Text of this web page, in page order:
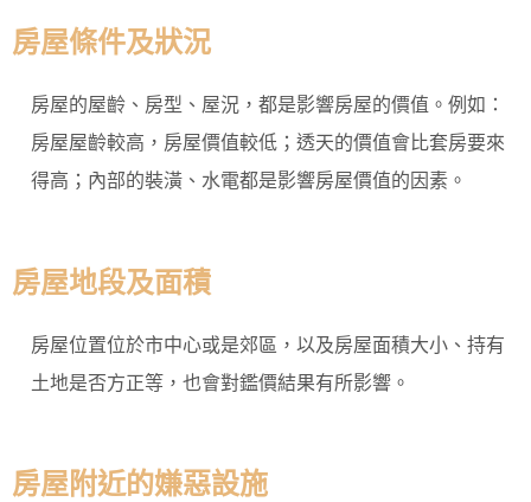
房屋條件及狀況
房屋的屋齡、房型、屋況，都是影響房屋的價值。例如：
房屋屋齡較高，房屋價值較低；透天的價值會比套房要來
得高；內部的裝潢、水電都是影響房屋價值的因素。
房屋地段及面積
房屋位置位於市中心或是郊區，以及房屋面積大小、持有
土地是否方正等，也會對鑑價結果有所影響。
房屋附近的嫌惡設施